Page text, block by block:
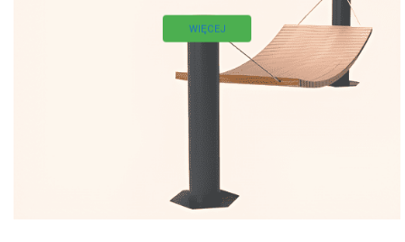
WIĘCEJ